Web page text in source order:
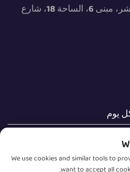
1501، الطابق الخامس عشر، مبنى 6، الساحة 18، شارع
يوم
We use cookies and similar tools to
want to accept all